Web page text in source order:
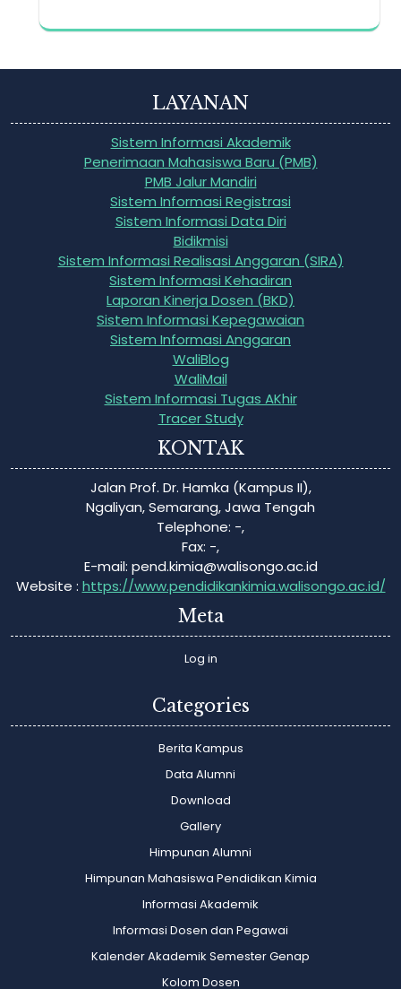
LAYANAN
Sistem Informasi Akademik
Penerimaan Mahasiswa Baru (PMB)
PMB Jalur Mandiri
Sistem Informasi Registrasi
Sistem Informasi Data Diri
Bidikmisi
Sistem Informasi Realisasi Anggaran (SIRA)
Sistem Informasi Kehadiran
Laporan Kinerja Dosen (BKD)
Sistem Informasi Kepegawaian
Sistem Informasi Anggaran
WaliBlog
WaliMail
Sistem Informasi Tugas AKhir
Tracer Study
KONTAK
Jalan Prof. Dr. Hamka (Kampus II),
Ngaliyan, Semarang, Jawa Tengah
Telephone: -,
Fax: -,
E-mail: pend.kimia@walisongo.ac.id
Website : https://www.pendidikankimia.walisongo.ac.id/
Meta
Log in
Categories
Berita Kampus
Data Alumni
Download
Gallery
Himpunan Alumni
Himpunan Mahasiswa Pendidikan Kimia
Informasi Akademik
Informasi Dosen dan Pegawai
Kalender Akademik Semester Genap
Kolom Dosen